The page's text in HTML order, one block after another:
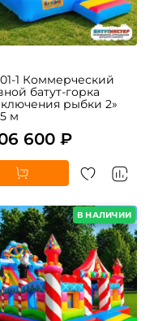
1 Коммерческий
батут-горка
рыбки 2»
м
600 ₽
В НАЛИЧИИ